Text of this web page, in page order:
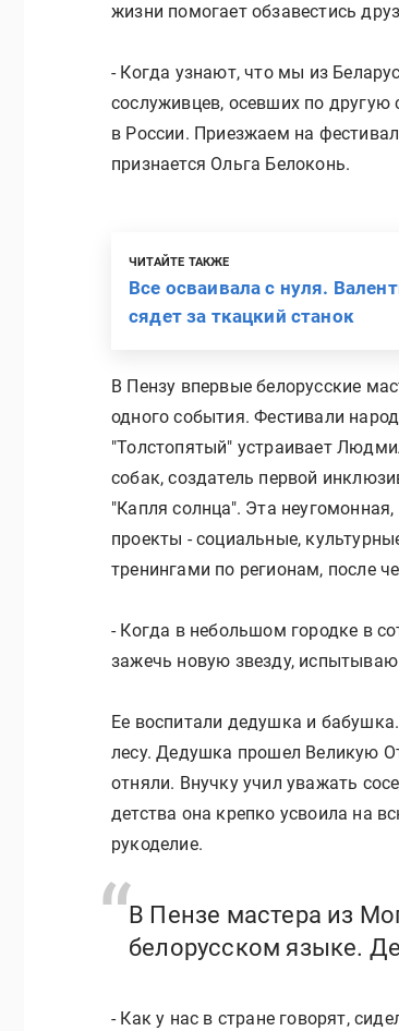
жизни помогает обзавестись
- Когда узнают, что мы из
сослуживцев, осевших по
в России. Приезжаем на
признается Ольга Белоконь.
ЧИТАЙТЕ ТАКЖЕ
Все осваивала с нуля.
сядет за ткацкий станок
В Пензу впервые белорусские
одного события. Фестивали
"Толстопятый" устраивает
собак, создатель первой
"Капля солнца". Эта
проекты - социальные,
тренингами по регионам, после
- Когда в небольшом городке в
зажечь новую звезду,
Ее воспитали дедушка и
лесу. Дедушка прошел Великую
отняли. Внучку учил уважать
детства она крепко усвоила на
рукоделие.
В Пензе мастера из
белорусском языке.
- Как у нас в стране говорят,